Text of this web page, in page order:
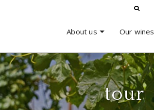
About us Our wines
tour